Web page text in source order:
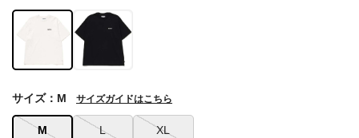
M L XL
サイズ：M サイズガイドはこちら